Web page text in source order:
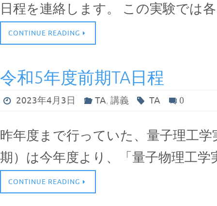
日程を連絡します。 この実験では
CONTINUE READING
令和5年度前期TA日程
2023年4月3日 TA, 講義 TA 0
昨年度まで行っていた、量子理工
期）は今年度より、「量子物理工
CONTINUE READING